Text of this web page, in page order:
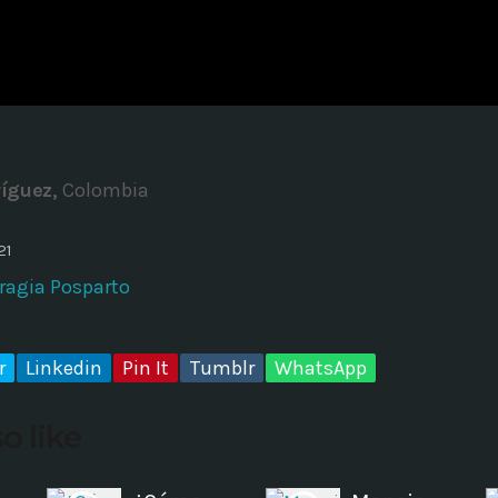
Time
Colombia
Posparto
Linkedin Pin It Tumblr WhatsApp